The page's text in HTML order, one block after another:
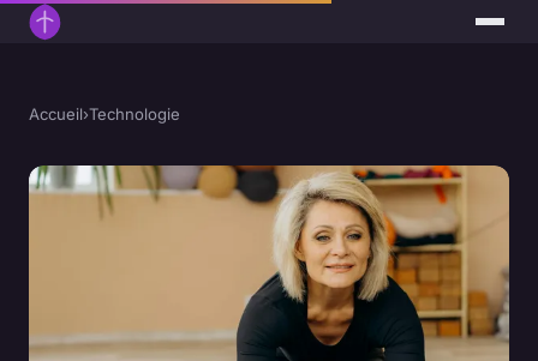
Accueil›Technologie